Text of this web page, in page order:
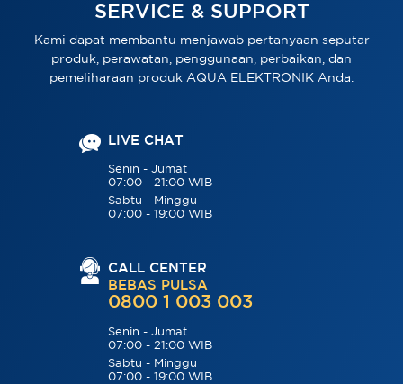
SERVICE & SUPPORT
Kami dapat membantu menjawab pertanyaan seputar
produk, perawatan, penggunaan, perbaikan, dan
pemeliharaan produk AQUA ELEKTRONIK Anda.
LIVE CHAT
Senin - Jumat
07:00 - 21:00 WIB
Sabtu - Minggu
07:00 - 19:00 WIB
CALL CENTER
BEBAS PULSA
0800 1 003 003
Senin - Jumat
07:00 - 21:00 WIB
Sabtu - Minggu
07:00 - 19:00 WIB